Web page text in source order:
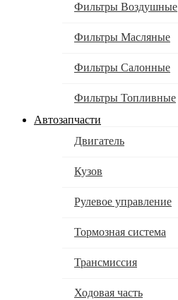
Фильтры Воздушные
Фильтры Масляные
Фильтры Салонные
Фильтры Топливные
Автозапчасти
Двигатель
Кузов
Рулевое управление
Тормозная система
Трансмиссия
Ходовая часть